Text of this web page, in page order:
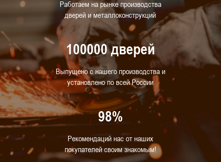
Работаем на рынке производства
дверей и металлоконструкций
100000 дверей
Выпущено с нашего производства и
установлено по всей России
98%
Рекомендаций нас от наших
покупателей своим знакомым!